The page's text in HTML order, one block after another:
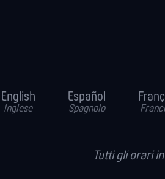
English
Inglese
Español
Spagnolo
Tutti gli orari